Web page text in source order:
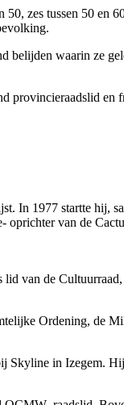
zes tussen 50
belijden waarin ze
provincieraadslid
In 1977 startte hij,
van de
van de
Ordening, de
Skyline in Izegem.